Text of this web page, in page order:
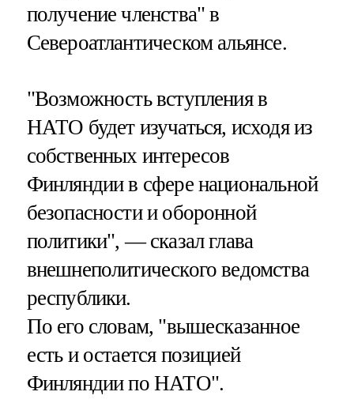
получение членства" в
Североатлантическом альянсе.
"Возможность вступления в
НАТО будет изучаться, исходя из
собственных интересов
Финляндии в сфере национальной
безопасности и оборонной
политики", — сказал глава
внешнеполитического ведомства
республики.
По его словам, "вышесказанное
есть и остается позицией
Финляндии по НАТО".